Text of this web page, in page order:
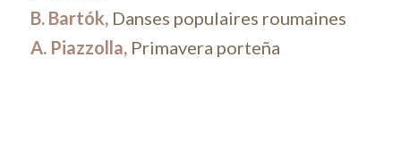
B. Bartók, Danses populaires roumaines
A. Piazzolla, Primavera porteña